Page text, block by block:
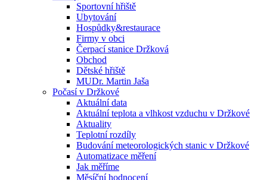
Sportovní hřiště
Ubytování
Hospůdky&restaurace
Firmy v obci
Čerpací stanice Držková
Obchod
Dětské hřiště
MUDr. Martin Jaša
Počasí v Držkové
Aktuální data
Aktuální teplota a vlhkost vzduchu v Držkové
Aktuality
Teplotní rozdíly
Budování meteorologických stanic v Držkové
Automatizace měření
Jak měříme
Měsíční hodnocení